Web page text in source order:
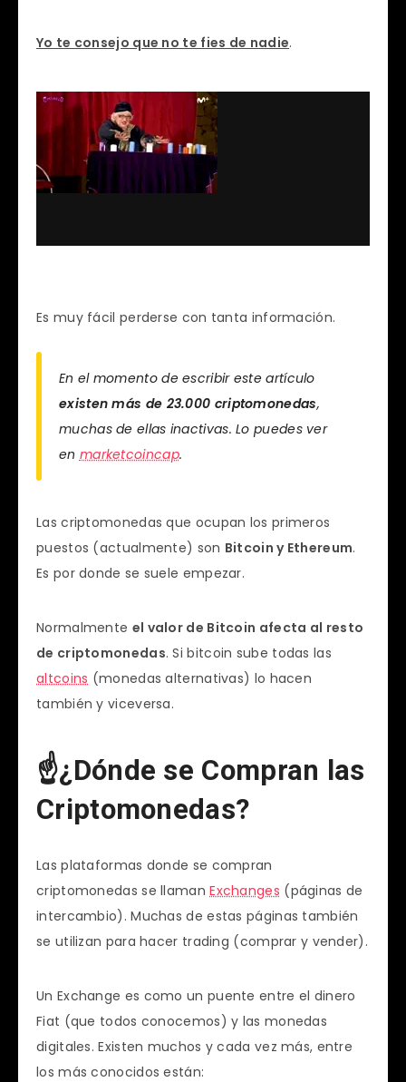
Yo te consejo que no te fies de nadie.
Es muy fácil perderse con tanta información.
En el momento de escribir este artículo
existen más de 23.000 criptomonedas,
muchas de ellas inactivas. Lo puedes ver
en marketcoincap.
Las criptomonedas que ocupan los primeros
puestos (actualmente) son Bitcoin y Ethereum.
Es por donde se suele empezar.
Normalmente el valor de Bitcoin afecta al resto
de criptomonedas. Si bitcoin sube todas las
altcoins (monedas alternativas) lo hacen
también y viceversa.
☝¿Dónde se Compran las
Criptomonedas?
Las plataformas donde se compran
criptomonedas se llamanExchanges (páginas de
intercambio). Muchas de estas páginas también
se utilizan para hacer trading (comprar y vender).
Un Exchange es como un puente entre el dinero
Fiat (que todos conocemos) y las monedas
digitales. Existen muchos y cada vez más, entre
los más conocidos están: